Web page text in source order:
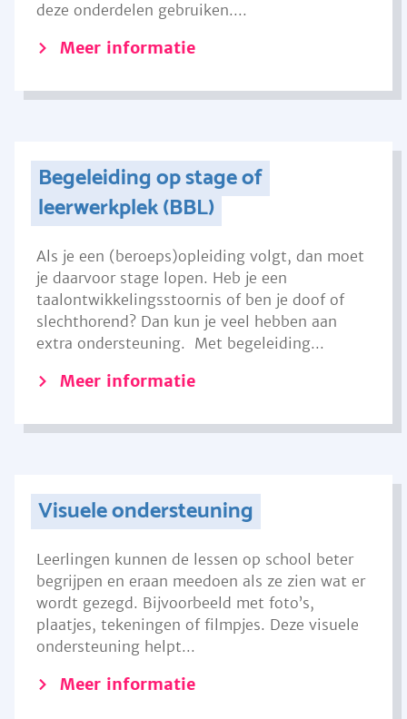
deze onderdelen gebruiken....
Meer informatie
Begeleiding op stage of
leerwerkplek (BBL)
Als je een (beroeps)opleiding volgt, dan moet
je daarvoor stage lopen. Heb je een
taalontwikkelingsstoornis of ben je doof of
slechthorend? Dan kun je veel hebben aan
extra ondersteuning. Met begeleiding...
Meer informatie
Visuele ondersteuning
Leerlingen kunnen de lessen op school beter
begrijpen en eraan meedoen als ze zien wat er
wordt gezegd. Bijvoorbeeld met foto’s,
plaatjes, tekeningen of filmpjes. Deze visuele
ondersteuning helpt...
Meer informatie